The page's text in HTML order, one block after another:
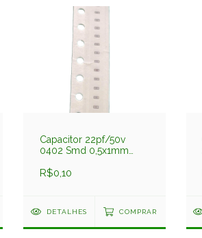
Capacitor 22pf/50v
0402 Smd 0,5x1mm
C1005np0220jgt Darfon
R$0,10
DETALHES COMPRAR